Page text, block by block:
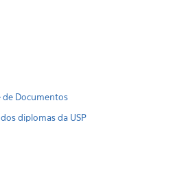
de Documentos
diplomas da USP